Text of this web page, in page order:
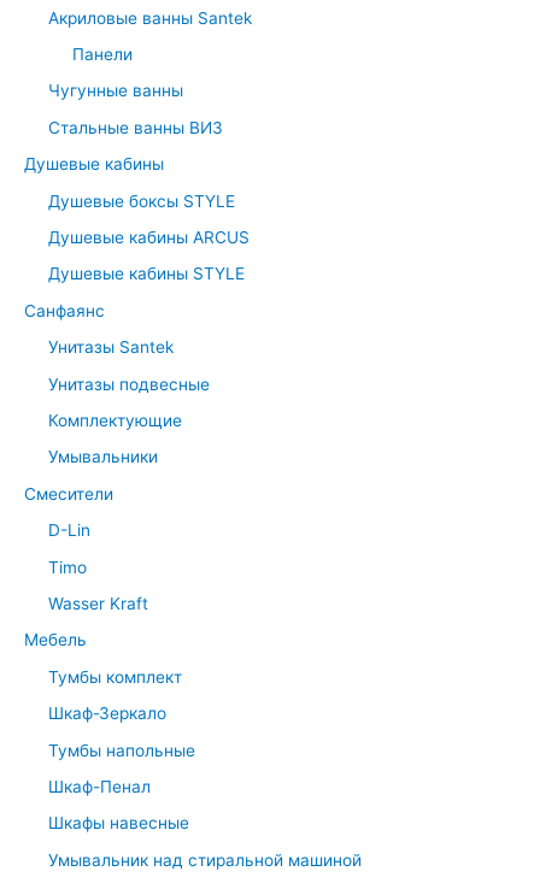
Акриловые ванны Santek
Панели
Чугунные ванны
Стальные ванны ВИЗ
Душевые кабины
Душевые боксы STYLE
Душевые кабины ARCUS
Душевые кабины STYLE
Санфаянс
Унитазы Santek
Унитазы подвесные
Комплектующие
Умывальники
Смесители
D-Lin
Timo
Wasser Kraft
Мебель
Тумбы комплект
Шкаф-Зеркало
Тумбы напольные
Шкаф-Пенал
Шкафы навесные
Умывальник над стиральной машиной